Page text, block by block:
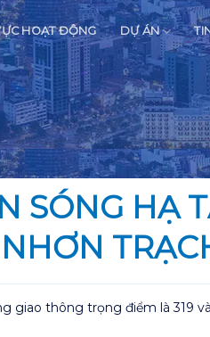
HOẠT ĐỘNG DỰ ÁN
SÓNG HẠ
giao thông trọng điểm là 319